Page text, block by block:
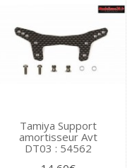
Tamiya Support
amortisseur Avt
DT03 : 54562